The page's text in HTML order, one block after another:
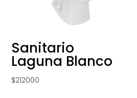
Sanitario
Laguna Blanco
$212000